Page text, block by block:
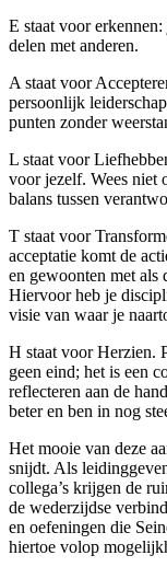
E staat voor
delen met anderen.
A staat voor
persoonlijk
punten zonder
L staat voor
voor jezelf. Wees niet
balans tussen
T staat voor
acceptatie komt de
en gewoonten met als
Hiervoor heb je
visie van waar je
H staat voor Herzien.
geen eind; het is een
reflecteren aan de
beter en ben in nog
Het mooie van deze
snijdt. Als
collega’s krijgen de
de wederzijdse
en oefeningen die
hiertoe volop